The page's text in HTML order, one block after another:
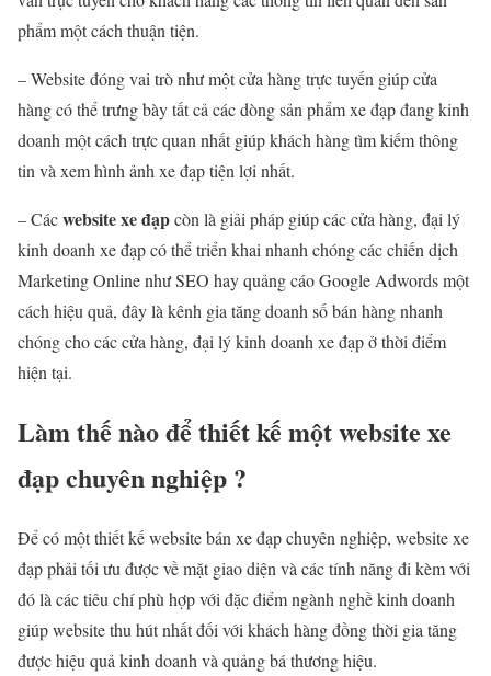
phẩm một cách thuận tiện.
– Website đóng vai trò như một cửa hàng trực tuyến giúp cửa
hàng có thể trưng bày tất cả các dòng sản phẩm xe đạp đang kinh
doanh một cách trực quan nhất giúp khách hàng tìm kiếm thông
tin và xem hình ảnh xe đạp tiện lợi nhất.
– Cácwebsite xe đạpcòn là giải pháp giúp các cửa hàng, đại lý
kinh doanh xe đạp có thể triển khai nhanh chóng các chiến dịch
Marketing Online như SEO hay quảng cáo Google Adwords một
cách hiệu quả, đây là kênh gia tăng doanh số bán hàng nhanh
chóng cho các cửa hàng, đại lý kinh doanh xe đạp ở thời điểm
hiện tại.
Làm thế nào để thiết kế một website xe
đạp chuyên nghiệp ?
Để có một thiết kế website bán xe đạp chuyên nghiệp, website xe
đạp phải tối ưu được về mặt giao diện và các tính năng đi kèm với
đó là các tiêu chí phù hợp với đặc điểm ngành nghề kinh doanh
giúp website thu hút nhất đối với khách hàng đồng thời gia tăng
được hiệu quả kinh doanh và quảng bá thương hiệu.